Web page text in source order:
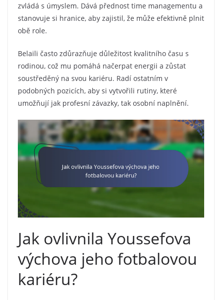
zvládá s úmyslem. Dává přednost time managementu a
stanovuje si hranice, aby zajistil, že může efektivně plnit
obě role.
Belaili často zdůrazňuje důležitost kvalitního času s
rodinou, což mu pomáhá načerpat energii a zůstat
soustředěný na svou kariéru. Radí ostatním v
podobných pozicích, aby si vytvořili rutiny, které
umožňují jak profesní závazky, tak osobní naplnění.
Jak ovlivnila Youssefova
výchova jeho fotbalovou
kariéru?